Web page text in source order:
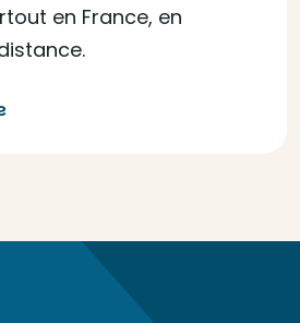
en France, en